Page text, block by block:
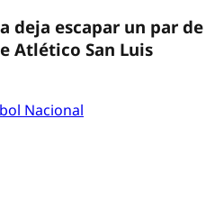
deja escapar un par de
Atlético San Luis
Nacional